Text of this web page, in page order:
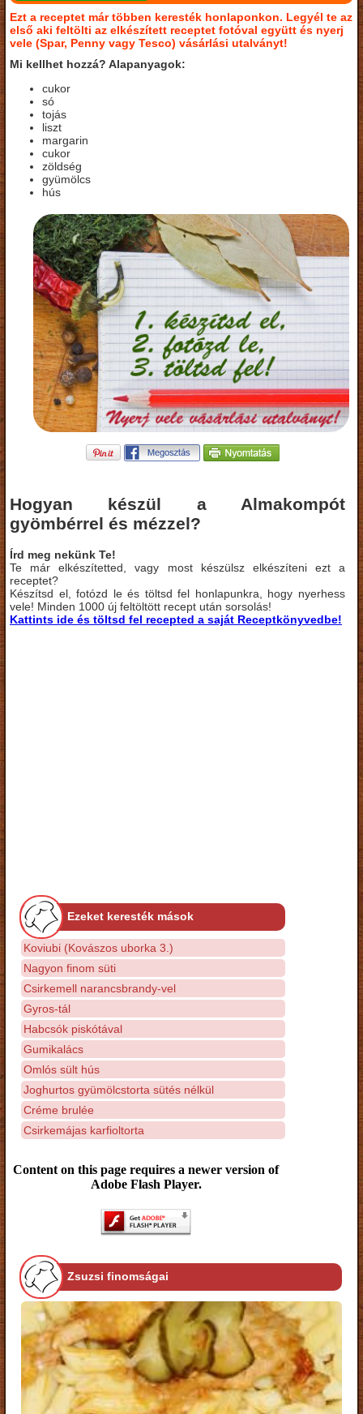
Ezt a receptet már többen keresték honlaponkon. Legyél te az
első aki feltölti az elkészített receptet fotóval együtt és nyerj
vele (Spar, Penny vagy Tesco) vásárlási utalványt!
Mi kellhet hozzá? Alapanyagok:
cukor
só
tojás
liszt
margarin
cukor
zöldség
gyümölcs
hús
Hogyan készül a Almakompót
gyömbérrel és mézzel?
Írd meg nekünk Te!
Te már elkészítetted, vagy most készülsz elkészíteni ezt a
receptet?
Készítsd el, fotózd le és töltsd fel honlapunkra, hogy nyerhess
vele! Minden 1000 új feltöltött recept után sorsolás!
Kattints ide és töltsd fel recepted a saját Receptkönyvedbe!
Ezeket keresték mások
Koviubi (Kovászos uborka 3.)
Nagyon finom süti
Csirkemell narancsbrandy-vel
Gyros-tál
Habcsók piskótával
Gumikalács
Omlós sült hús
Joghurtos gyümölcstorta sütés nélkül
Créme brulée
Csirkemájas karfioltorta
Content on this page requires a newer version of
Adobe Flash Player.
Zsuzsi finomságai